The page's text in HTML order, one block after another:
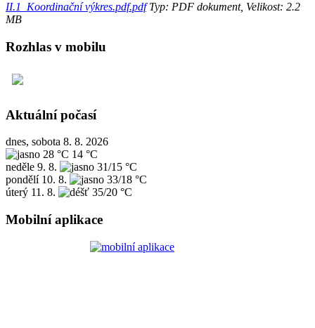
II.1_Koordinační výkres.pdf.pdfTyp: PDF dokument, Velikost: 2.2
MB
Rozhlas v mobilu
Aktuální počasí
dnes, sobota 8. 8. 2026
28 °C 14 °C
neděle 9. 8.
31/15 °C
pondělí 10. 8.
33/18 °C
úterý 11. 8. 35/20 °C
Mobilní aplikace